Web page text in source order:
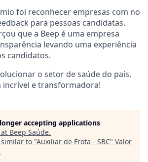
foi reconhecer empresas com no
para pessoas candidatas.
que a Beep é uma empresa
levando uma experiência
candidatos.
o setor de saúde do país,
incrível e transformadora!
accepting applications
Beep Saúde.
to "Auxiliar de Frota - SBC" Valor